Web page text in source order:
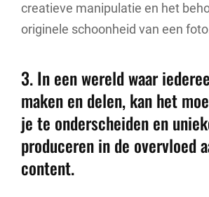
creatieve manipulatie en het
originele schoonheid van een
3. In een wereld waar
maken en delen, kan het
je te onderscheiden en
produceren in de overvloed
content.